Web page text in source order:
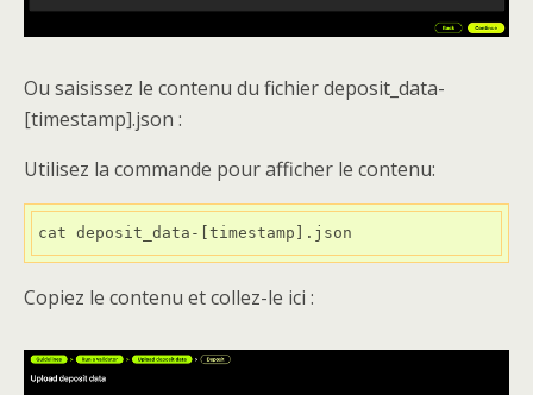
Ou saisissez le contenu du fichier deposit_data-
[timestamp].json :
Utilisez la commande pour afficher le contenu:
cat deposit_data-[timestamp].json
Copiez le contenu et collez-le ici :